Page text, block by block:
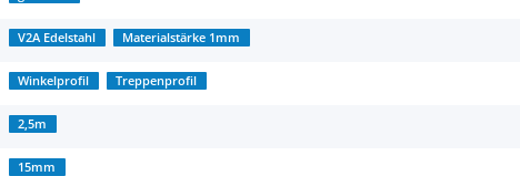
V2A Edelstahl Materialstärke 1mm
Winkelprofil Treppenprofil
2,5m
15mm